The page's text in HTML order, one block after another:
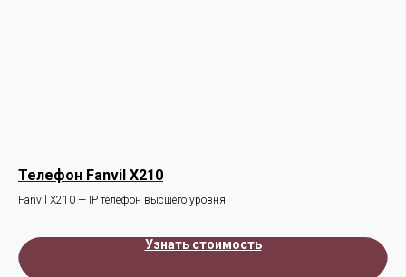
Телефон Fanvil X210
Fanvil X210 — IP телефон высшего уровня
Узнать стоимость